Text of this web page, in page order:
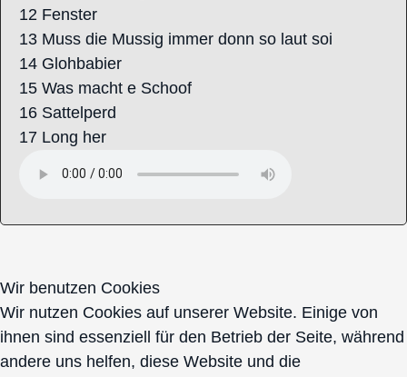
12 Fenster
13 Muss die Mussig immer donn so laut soi
14 Glohbabier
15 Was macht e Schoof
16 Sattelperd
17 Long her
Wir benutzen Cookies
Wir nutzen Cookies auf unserer Website. Einige von
ihnen sind essenziell für den Betrieb der Seite, während
andere uns helfen, diese Website und die